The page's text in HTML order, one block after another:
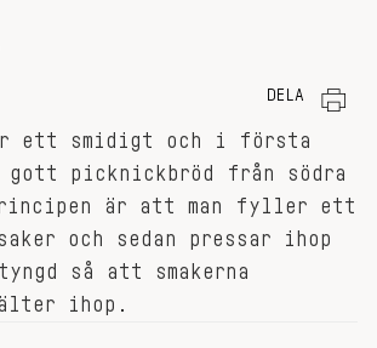
DELA
ett smidigt och i första
gott picknickbröd från södra
är att man fyller ett
och sedan pressar ihop
så att smakerna
ihop.